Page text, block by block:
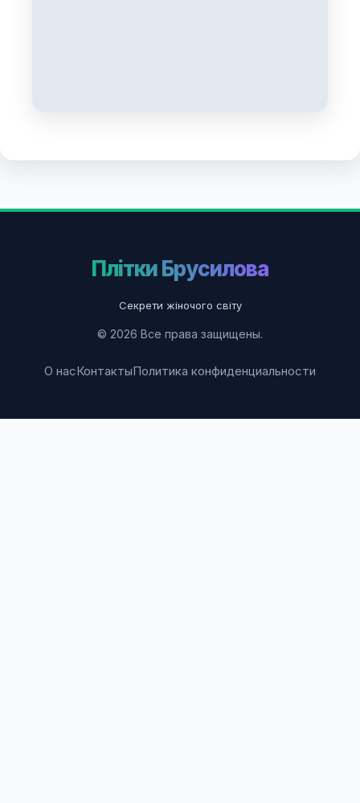
Плітки Брусилова
Секрети жіночого світу
© 2026 Все права защищены.
О насКонтактыПолитика конфиденциальности